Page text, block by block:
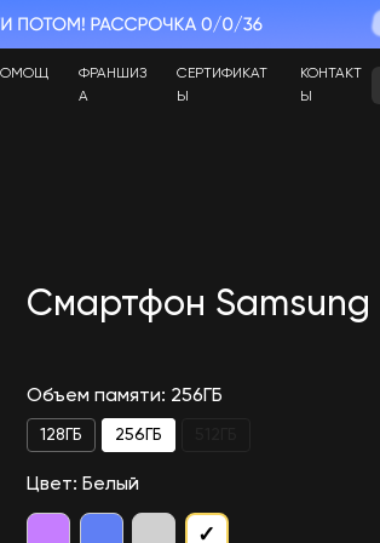
ФРАНШИЗ
А
СЕРТИФИКАТ
Ы
КОНТАКТ
Ы
Смартфон
Объем памяти: 256ГБ
128ГБ 256ГБ
Цвет: Белый
✓